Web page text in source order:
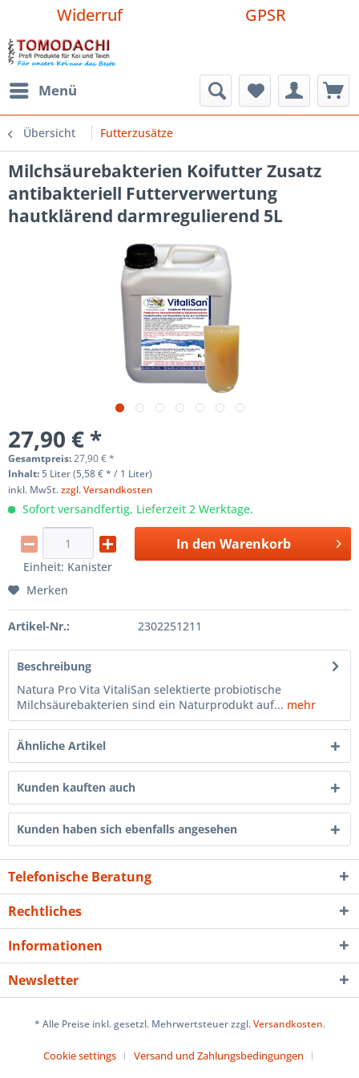
Widerruf GPSR
Menü
Übersicht Futterzusätze
Milchsäurebakterien Koifutter Zusatz
antibakteriell Futterverwertung
hautklärend darmregulierend 5L
27,90 € *
Gesamtpreis:27,90€*
Inhalt:5 Liter (5,58 € * / 1 Liter)
inkl. MwSt.zzgl. Versandkosten
Sofort versandfertig, Lieferzeit 2 Werktage.
Einheit: Kanister
In den Warenkorb
Merken
Artikel-Nr.: 2302251211
Beschreibung
Natura Pro Vita VitaliSan selektierte probiotische
Milchsäurebakterien sind ein Naturprodukt auf... mehr
Ähnliche Artikel
Kunden kauften auch
Kunden haben sich ebenfalls angesehen
Telefonische Beratung
Rechtliches
Informationen
Newsletter
* Alle Preise inkl. gesetzl. Mehrwertsteuer zzgl.Versandkosten.
Cookie settings
Versand und Zahlungsbedingungen